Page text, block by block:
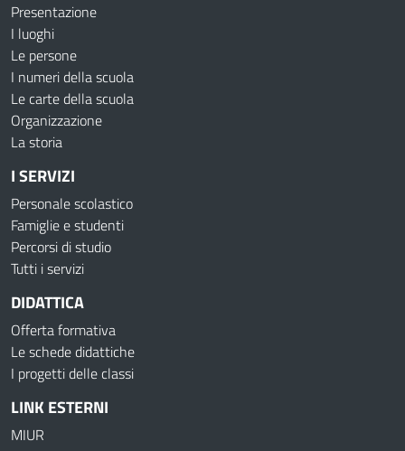
Presentazione
I luoghi
Le persone
I numeri della scuola
Le carte della scuola
Organizzazione
La storia
I SERVIZI
Personale scolastico
Famiglie e studenti
Percorsi di studio
Tutti i servizi
DIDATTICA
Offerta formativa
Le schede didattiche
I progetti delle classi
LINK ESTERNI
MIUR